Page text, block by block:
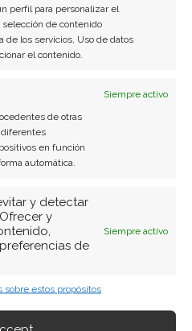
perfil para personalizar el
de contenido
de los servicios, Uso de datos
el contenido.
Siempre activo
de otras
en función
automática.
y detectar
y
de
Siempre activo
sobre estos propósitos